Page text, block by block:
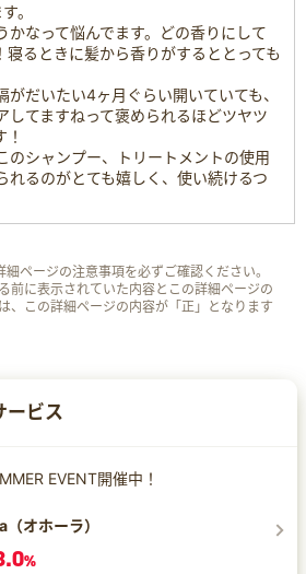
。
かなって悩んでます。どの香りにして
寝るときに髪から香りがするととっても
がだいたい4ヶ月ぐらい開いていても、
してますねって褒められるほどツヤツ
のシャンプー、トリートメントの使用
れるのがとても嬉しく、使い続けるつ
ページの注意事項を必ずご確認ください。
前に表示されていた内容とこの詳細ページの
、この詳細ページの内容が「正」となります
ービス
EVENT開催中！
オホーラ）
%